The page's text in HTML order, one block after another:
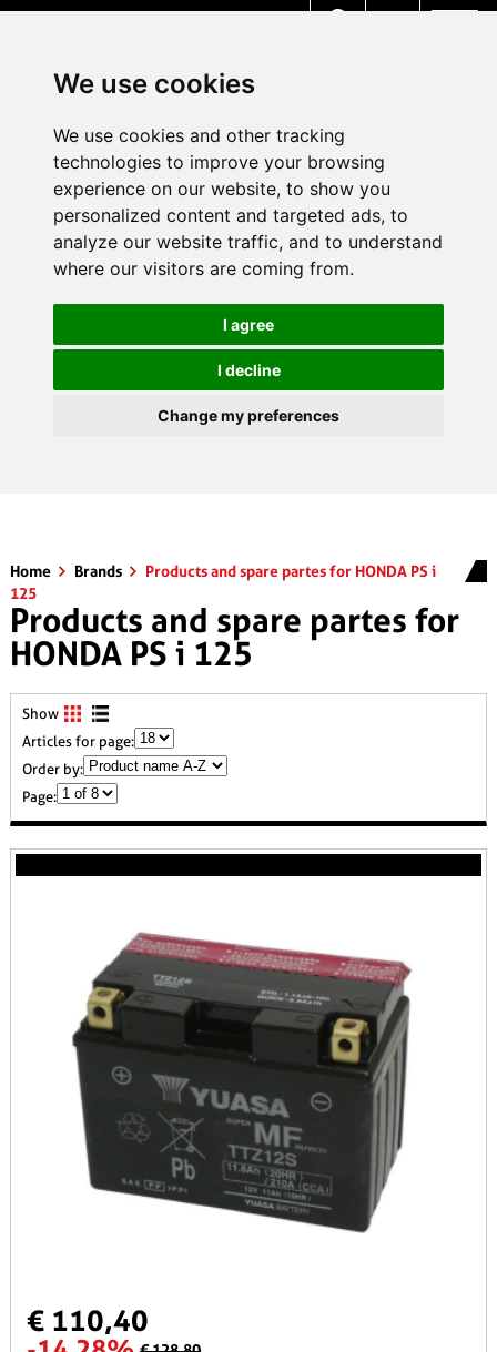
We use cookies
We use cookies and other tracking
technologies to improve your browsing
experience on our website, to show you
personalized content and targeted ads, to
analyze our website traffic, and to understand
where our visitors are coming from.
I agree
I decline
Change my preferences
Home Brands
Products and spare partes for HONDA PS i
125
Products and spare partes for
HONDA PS i 125
Show
Articles for page:
Order by:
Page:
€ 110,40